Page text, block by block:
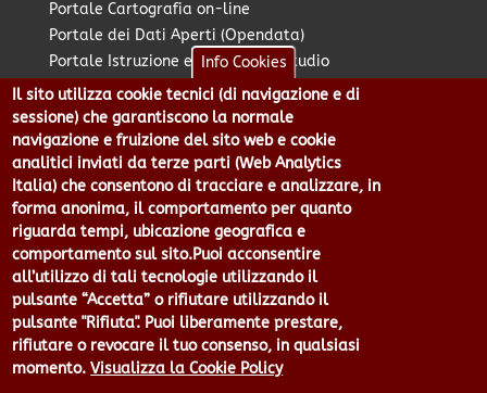
Portale Cartografia on-line
Portale dei Dati Aperti (Opendata)
Portale Istruzione e Diritto allo Studio
Portale Marketing Territoriale
Portale Piano Strategico Metropolitano
Portale PUMS di GenovaMetropoli
Portale Stazione Unica Appaltante
Pratico: procedimenti e istanze online
Città Metropolitana di Genova - Piazzale Mazzini 2 -16122 -
Genova | CF:80007350103 - P.Iva: 00949170104 | Codice IPA: cmge
Centralino 010 54991 Fax 010 5499244 URP 010 5499456
Num.Verde 800 509420 | P.E.C.:
pec@cert.cittametropolitana.genova.it
Privacy|Tecnologie e Accessibilità|Note Legali
Info Cookies
Il sito utilizza cookie tecnici (di navigazione e di
sessione) che garantiscono la normale
navigazione e fruizione del sito web e cookie
analitici inviati da terze parti (Web Analytics
Italia) che consentono di tracciare e analizzare, in
forma anonima, il comportamento per quanto
riguarda tempi, ubicazione geografica e
comportamento sul sito.Puoi acconsentire
all’utilizzo di tali tecnologie utilizzando il
pulsante “Accetta” o rifiutare utilizzando il
pulsante "Rifiuta". Puoi liberamente prestare,
rifiutare o revocare il tuo consenso, in qualsiasi
momento. Visualizza la Cookie Policy